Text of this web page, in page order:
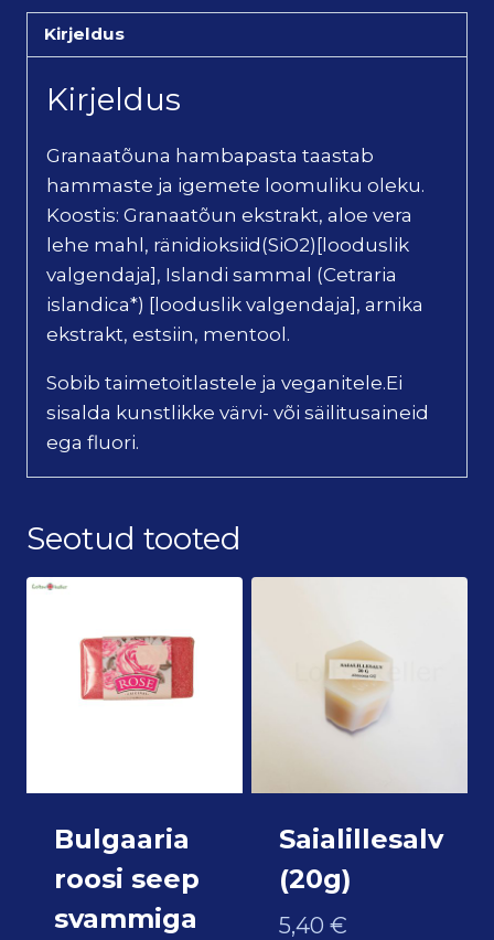
Kirjeldus
Kirjeldus
Granaatõuna hambapasta taastab
hammaste ja igemete loomuliku oleku.
Koostis: Granaatõun ekstrakt, aloe vera
lehe mahl, ränidioksiid(SiO2)[looduslik
valgendaja], Islandi sammal (Cetraria
islandica*) [looduslik valgendaja], arnika
ekstrakt, estsiin, mentool.
Sobib taimetoitlastele ja veganitele.Ei
sisalda kunstlikke värvi- või säilitusaineid
ega fluori.
Seotud tooted
Bulgaaria
roosi seep
svammiga
Saialillesalv
(20g)
5,40 €